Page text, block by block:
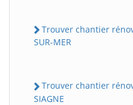
Trouver chantier
SUR-MER
Trouver chantier
SIAGNE